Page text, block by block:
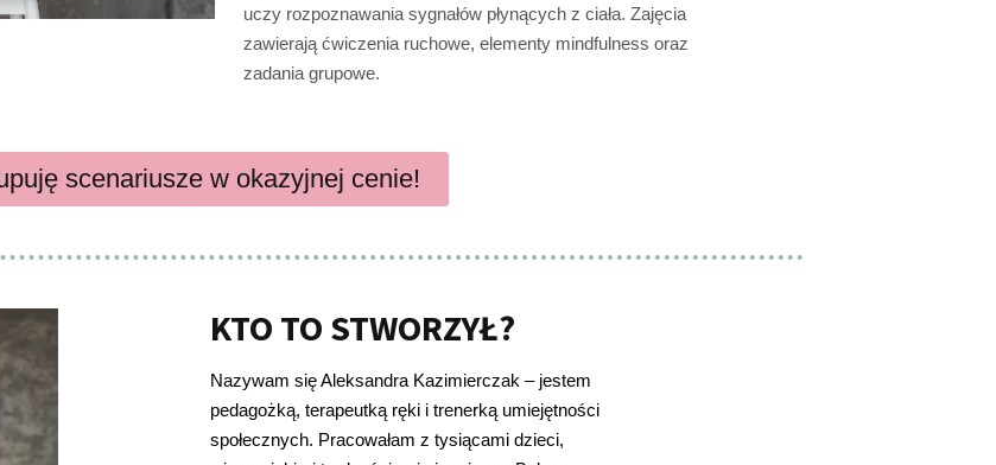
uczy rozpoznawania sygnałów płynących z ciała. Zajęcia
zawierają ćwiczenia ruchowe, elementy mindfulness oraz
zadania grupowe.
scenariusze w okazyjnej cenie!
KTO TO STWORZYŁ?
Nazywam się Aleksandra Kazimierczak – jestem
pedagożką, terapeutką ręki i trenerką umiejętności
społecznych. Pracowałam z tysiącami dzieci,